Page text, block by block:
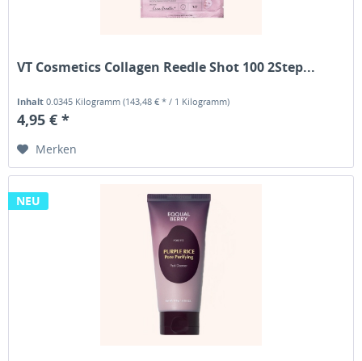
VT Cosmetics Collagen Reedle Shot 100 2Step...
Inhalt0.0345 Kilogramm(143,48 € * / 1 Kilogramm)
4,95 € *
Merken
NEU